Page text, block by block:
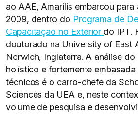
ao AAE, Amarilis embarcou para
2009, dentro do Programa de
Capacitação no Exterior do IPT.
doutorado na University of East
Norwich, Inglaterra. A análise
holístico e fortemente
técnicos é o carro-chefe da
Sciences da UEA e, neste
volume de pesquisa e